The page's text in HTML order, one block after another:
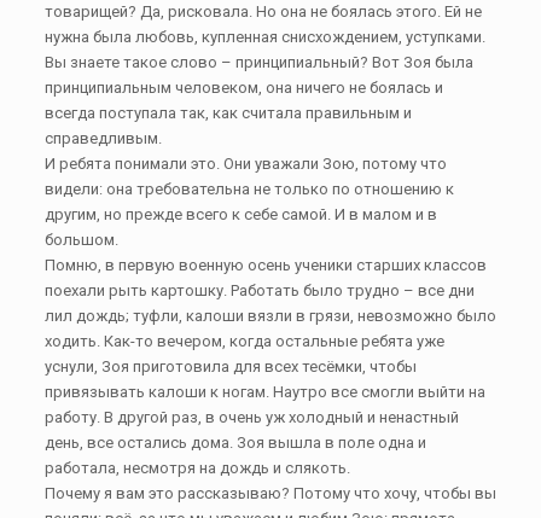
товарищей? Да, рисковала. Но она не боялась этого. Ей не
нужна была любовь, купленная снисхождением, уступками.
Вы знаете такое слово – принципиальный? Вот Зоя была
принципиальным человеком, она ничего не боялась и
всегда поступала так, как считала правильным и
справедливым.
И ребята понимали это. Они уважали Зою, потому что
видели: она требовательна не только по отношению к
другим, но прежде всего к себе самой. И в малом и в
большом.
Помню, в первую военную осень ученики старших классов
поехали рыть картошку. Работать было трудно – все дни
лил дождь; туфли, калоши вязли в грязи, невозможно было
ходить. Как-то вечером, когда остальные ребята уже
уснули, Зоя приготовила для всех тесёмки, чтобы
привязывать калоши к ногам. Наутро все смогли выйти на
работу. В другой раз, в очень уж холодный и ненастный
день, все остались дома. Зоя вышла в поле одна и
работала, несмотря на дождь и слякоть.
Почему я вам это рассказываю? Потому что хочу, чтобы вы